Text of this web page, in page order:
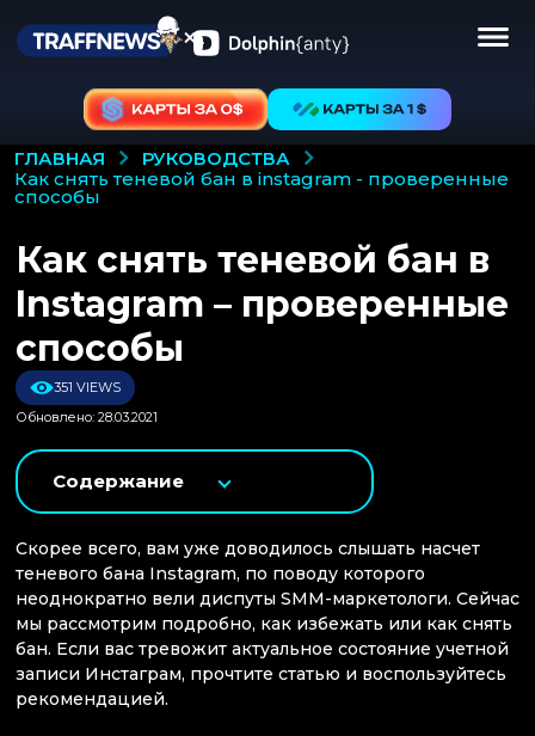
ГЛАВНАЯ
РУКОВОДСТВА
как снять теневой бан в instagram - проверенные
способы
Как снять теневой бан в
Instagram – проверенные
способы
351 VIEWS
Обновлено: 28.03.2021
Содержание
Скорее всего, вам уже доводилось слышать насчет
теневого бана Instagram, по поводу которого
неоднократно вели диспуты SMM-маркетологи. Сейчас
мы рассмотрим подробно, как избежать или как снять
бан. Если вас тревожит актуальное состояние учетной
записи Инстаграм, прочтите статью и воспользуйтесь
рекомендацией.